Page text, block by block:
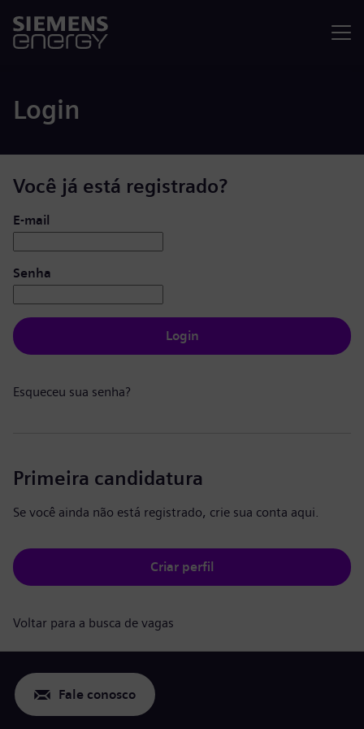
Login
Você já está registrado?
Login: usuário e senha
E-mail
Senha
Login
Esqueceu sua senha?
Primeira candidatura
Se você ainda não está registrado, crie sua conta aqui.
Criar perfil
Voltar para a busca de vagas
Fale conosco